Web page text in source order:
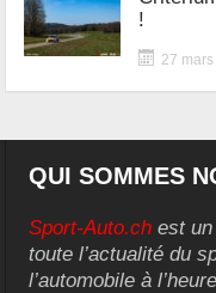
!
27
QUI SOMMES
Sport-Auto.ch est
toute l’actualité du
l’automobile à